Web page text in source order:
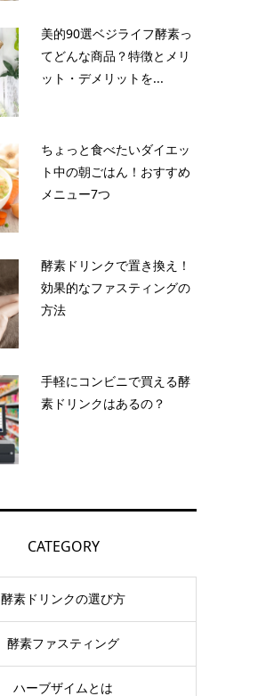
美的90選ベジライフ酵素っ
てどんな商品？特徴とメリ
ット・デメリットを...
ちょっと食べたいダイエッ
ト中の朝ごはん！おすすめ
メニュー7つ
酵素ドリンクで置き換え！
効果的なファスティングの
方法
手軽にコンビニで買える酵
素ドリンクはあるの？
CATEGORY
酵素ドリンクの選び方
酵素ファスティング
ハーブザイムとは